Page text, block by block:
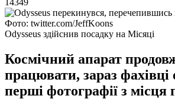
Фото: twitter.com/JeffKoons
Odysseus здійснив посадку на Місяці
Космічний апарат
працювати, зараз
перші фотографії з місця